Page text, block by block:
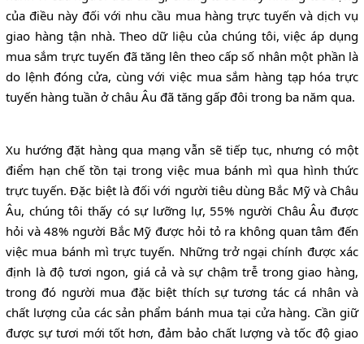
của điều này đối với nhu cầu mua hàng trực tuyến và dịch vụ
giao hàng tận nhà. Theo dữ liệu của chúng tôi, việc áp dụng
mua sắm trực tuyến đã tăng lên theo cấp số nhân một phần là
do lệnh đóng cửa, cùng với việc mua sắm hàng tạp hóa trực
tuyến hàng tuần ở châu Âu đã tăng gấp đôi trong ba năm qua.
Xu hướng đặt hàng qua mạng vẫn sẽ tiếp tục, nhưng có một
điểm hạn chế tồn tại trong việc mua bánh mì qua hình thức
trực tuyến. Đặc biệt là đối với người tiêu dùng Bắc Mỹ và Châu
Âu, chúng tôi thấy có sự lưỡng lự, 55% người Châu Âu được
hỏi và 48% người Bắc Mỹ được hỏi tỏ ra không quan tâm đến
việc mua bánh mì trực tuyến. Những trở ngại chính được xác
định là độ tươi ngon, giá cả và sự chậm trễ trong giao hàng,
trong đó người mua đặc biệt thích sự tương tác cá nhân và
chất lượng của các sản phẩm bánh mua tại cửa hàng. Cần giữ
được sự tươi mới tốt hơn, đảm bảo chất lượng và tốc độ giao